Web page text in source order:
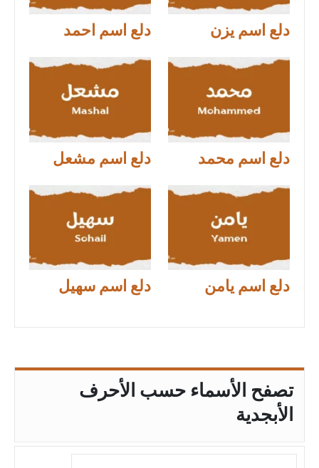
دلع اسم يزن دلع اسم احمد
دلع اسم محمد دلع اسم مشعل
دلع اسم يامن دلع اسم سهيل
تصفح الأسماء حسب الأحرف
الأبجدية